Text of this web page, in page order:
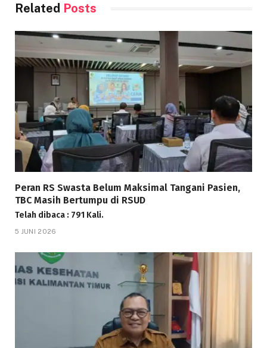
Related Posts
Peran RS Swasta Belum Maksimal Tangani Pasien,
TBC Masih Bertumpu di RSUD
Telah dibaca : 791 Kali.
5 JUNI 2026